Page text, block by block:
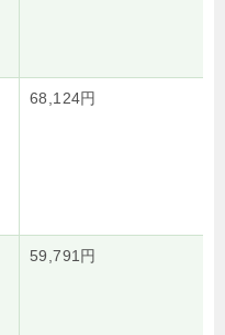
68,124円
59,791円